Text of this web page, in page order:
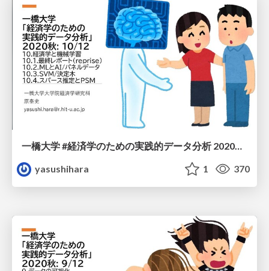
一橋大学 #経済学のための実践的データ分析 2020秋: 10/12
yasushihara
1 370